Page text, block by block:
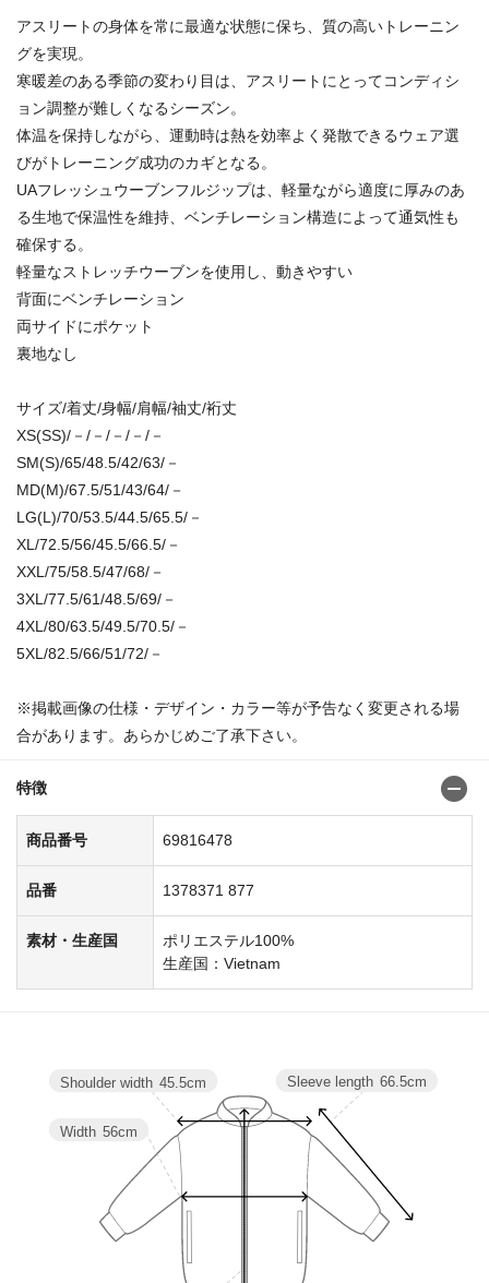
アスリートの身体を常に最適な状態に保ち、質の高いトレーニン
グを実現。
寒暖差のある季節の変わり目は、アスリートにとってコンディシ
ョン調整が難しくなるシーズン。
体温を保持しながら、運動時は熱を効率よく発散できるウェア選
びがトレーニング成功のカギとなる。
UAフレッシュウーブンフルジップは、軽量ながら適度に厚みのあ
る生地で保温性を維持、ベンチレーション構造によって通気性も
確保する。
軽量なストレッチウーブンを使用し、動きやすい
背面にベンチレーション
両サイドにポケット
裏地なし
サイズ/着丈/身幅/肩幅/袖丈/裄丈
XS(SS)/－/－/－/－/－
SM(S)/65/48.5/42/63/－
MD(M)/67.5/51/43/64/－
LG(L)/70/53.5/44.5/65.5/－
XL/72.5/56/45.5/66.5/－
XXL/75/58.5/47/68/－
3XL/77.5/61/48.5/69/－
4XL/80/63.5/49.5/70.5/－
5XL/82.5/66/51/72/－
※掲載画像の仕様・デザイン・カラー等が予告なく変更される場
合があります。あらかじめご了承下さい。
特徴
商品番号 69816478
品番 1378371 877
素材・生産国
ポリエステル100%
生産国：Vietnam
Sleeve length 66.5cm
Width 56cm
Shoulder width 45.5cm